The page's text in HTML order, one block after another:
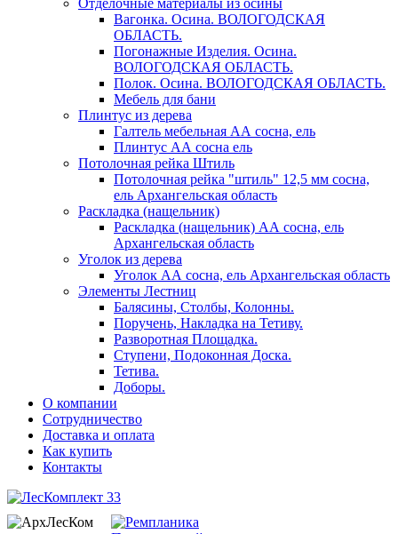
Отделочные материалы из осины
Вагонка. Осина. ВОЛОГОДСКАЯ
ОБЛАСТЬ.
Погонажные Изделия. Осина.
ВОЛОГОДСКАЯ ОБЛАСТЬ.
Полок. Осина. ВОЛОГОДСКАЯ ОБЛАСТЬ.
Мебель для бани
Плинтус из дерева
Галтель мебельная АА сосна, ель
Плинтус АА сосна ель
Потолочная рейка Штиль
Потолочная рейка "штиль" 12,5 мм сосна,
ель Архангельская область
Раскладка (нащельник)
Раскладка (нащельник) АА сосна, ель
Архангельская область
Уголок из дерева
Уголок АА сосна, ель Архангельская область
Элементы Лестниц
Балясины, Столбы, Колонны.
Поручень, Накладка на Тетиву.
Разворотная Площадка.
Ступени, Подоконная Доска.
Тетива.
Доборы.
О компании
Сотрудничество
Доставка и оплата
Как купить
Контакты